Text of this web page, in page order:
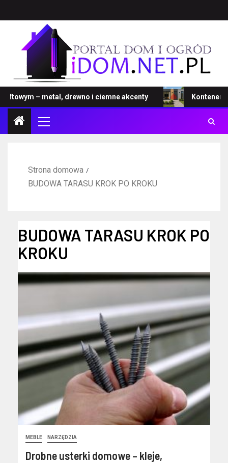
– metal, drewno i ciemne akcenty Kontener –
Strona domowa
BUDOWA TARASU KROK PO KROKU
BUDOWA TARASU KROK PO
KROKU
MEBLE NARZĘDZIA
Drobne usterki domowe – kleje,